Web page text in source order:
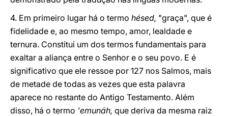
4. Em primeiro lugar há o termo hésed, "graça", que é
fidelidade e, ao mesmo tempo, amor, lealdade e
ternura. Constitui um dos termos fundamentais para
exaltar a aliança entre o Senhor e o seu povo. E é
significativo que ele ressoe por 127 nos Salmos, mais
de metade de todas as vezes que esta palavra
aparece no restante do Antigo Testamento. Além
disso, há o termo 'emunáh, que deriva da mesma raiz